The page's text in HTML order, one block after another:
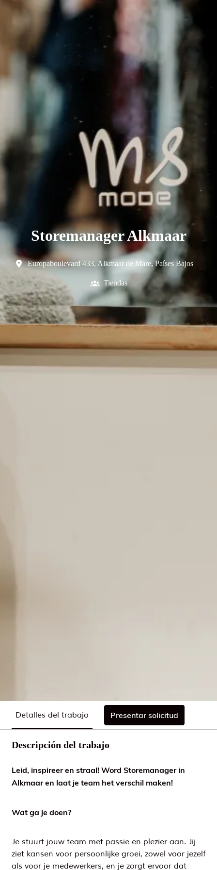
Storemanager Alkmaar
Europaboulevard 433, Alkmaar de Mare, Países Bajos
Tiendas
Detalles del trabajo Presentar solicitud
Descripción del trabajo
Leid, inspireer en straal! Word Storemanager in
Alkmaar en laat je team het verschil maken!
Wat ga je doen?
Je stuurt jouw team met passie en plezier aan. Jij
ziet kansen voor persoonlijke groei, zowel voor jezelf
als voor je medewerkers, en je zorgt ervoor dat